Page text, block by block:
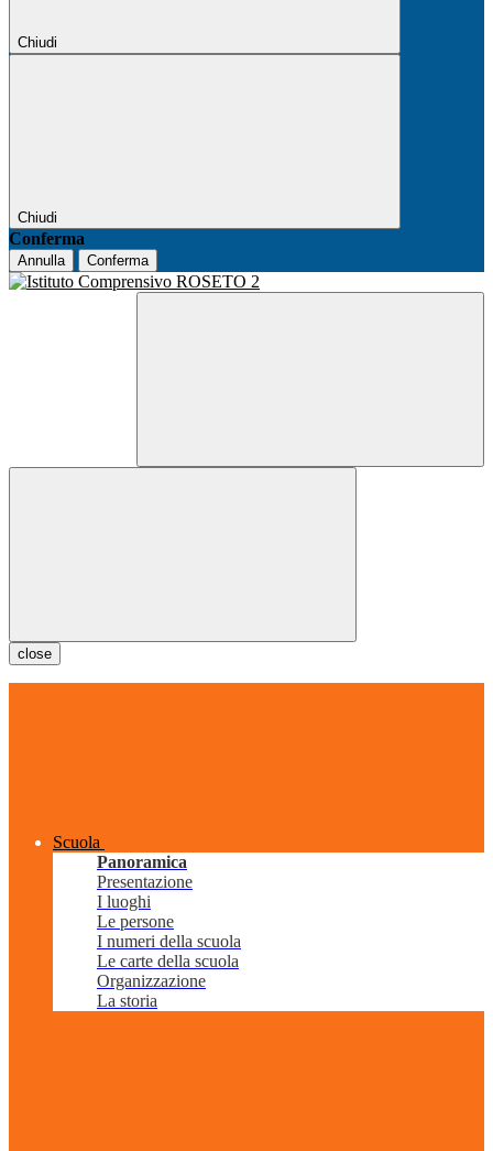
Chiudi
Chiudi
Conferma
Annulla Conferma
close
Scuola
Panoramica
Presentazione
I luoghi
Le persone
I numeri della scuola
Le carte della scuola
Organizzazione
La storia